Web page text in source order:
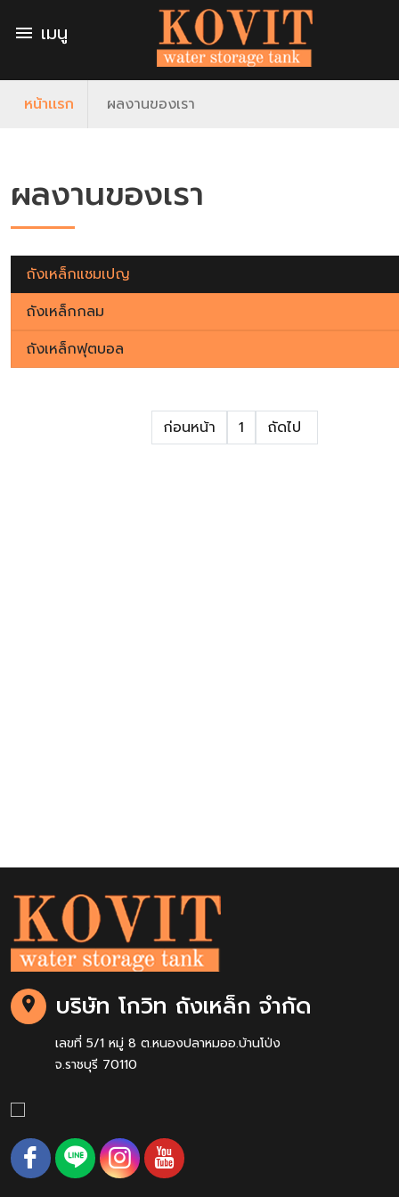
menu เมนู
หน้าเเรก ผลงานของเรา
ผลงานของเรา
ถังเหล็กแชมเปญ
ถังเหล็กกลม
ถังเหล็กฟุตบอล
ก่อนหน้า 1 ถัดไป
บริษัท โกวิท ถังเหล็ก จำกัด
เลขที่ 5/1 หมู่ 8 ต.หนองปลาหมออ.บ้านโป่ง
จ.ราชบุรี 70110